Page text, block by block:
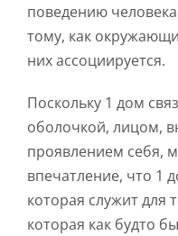
поведению
тому, как
них ассоциируется.
Поскольку 1 дом
оболочкой, лицом,
проявлением себя,
впечатление, что 1
которая служит для
которая как будто